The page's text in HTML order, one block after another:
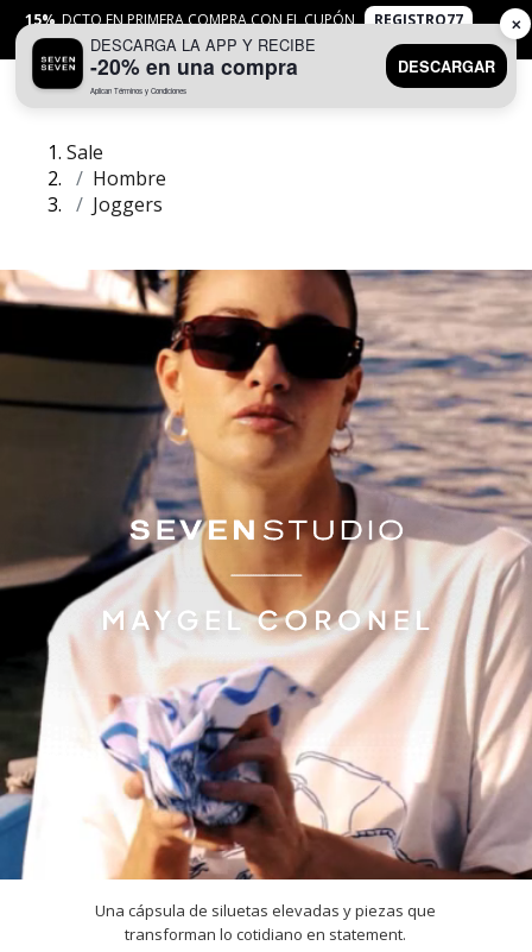
15% DCTO EN PRIMERA COMPRA CON EL CUPÓN
REGISTRO77
APLICANTYC
Sale
Hombre
Joggers
Una cápsula de siluetas elevadas y piezas que
transforman lo cotidiano en statement.
DESCARGA LA APP Y RECIBE
-20% en una compra
Aplican Términos y Condiciones
DESCARGAR
✕